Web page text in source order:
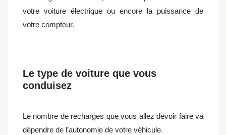
votre voiture électrique ou encore la puissance de
votre compteur.
Le type de voiture que vous
conduisez
Le nombre de recharges que vous allez devoir faire va
dépendre de l’autonomie de votre véhicule.